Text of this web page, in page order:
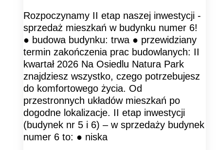
Rozpoczynamy II etap naszej inwestycji -
sprzedaż mieszkań w budynku numer 6!
● budowa budynku: trwa ● przewidziany
termin zakończenia prac budowlanych: II
kwartał 2026 Na Osiedlu Natura Park
znajdziesz wszystko, czego potrzebujesz
do komfortowego życia. Od
przestronnych układów mieszkań po
dogodne lokalizacje. II etap inwestycji
(budynek nr 5 i 6) – w sprzedaży budynek
numer 6 to: ● niska